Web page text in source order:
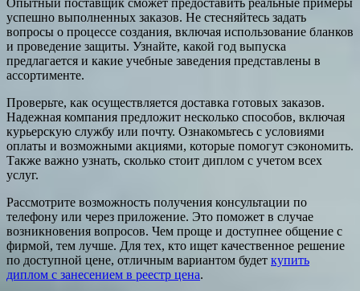
успешно выполненных заказов. Не стесняйтесь задать
вопросы о процессе создания, включая использование бланков
и проведение защиты. Узнайте, какой год выпуска
предлагается и какие учебные заведения представлены в
ассортименте.
Проверьте, как осуществляется доставка готовых заказов.
Надежная компания предложит несколько способов, включая
курьерскую службу или почту. Ознакомьтесь с условиями
оплаты и возможными акциями, которые помогут сэкономить.
Также важно узнать, сколько стоит диплом с учетом всех
услуг.
Рассмотрите возможность получения консультации по
телефону или через приложение. Это поможет в случае
возникновения вопросов. Чем проще и доступнее общение с
фирмой, тем лучше. Для тех, кто ищет качественное решение
по доступной цене, отличным вариантом будет купить
диплом с занесением в реестр цена.